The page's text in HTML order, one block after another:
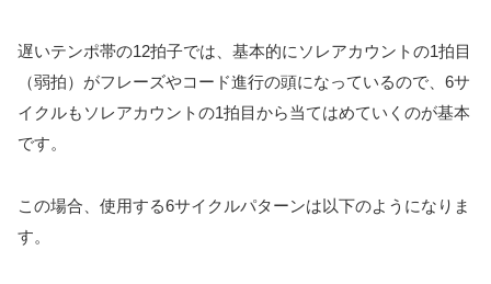
遅いテンポ帯の12拍子では、基本的にソレアカウントの1拍目
（弱拍）がフレーズやコード進行の頭になっているので、6サ
イクルもソレアカウントの1拍目から当てはめていくのが基本
です。
この場合、使用する6サイクルパターンは以下のようになりま
す。